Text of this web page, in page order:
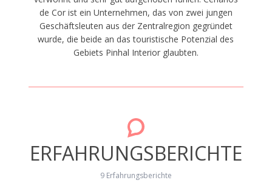
de Cor ist ein Unternehmen, das von zwei jungen
Geschäftsleuten aus der Zentralregion gegründet
wurde, die beide an das touristische Potenzial des
Gebiets Pinhal Interior glaubten.
ERFAHRUNGSBERICHTE
9 Erfahrungsberichte